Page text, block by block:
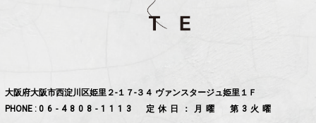
大阪府大阪市西淀川区姫里２-１７-３４ ヴァンスタージュ姫里１Ｆ
PHONE : 06-4808-1113 定休日：月曜 第3火曜